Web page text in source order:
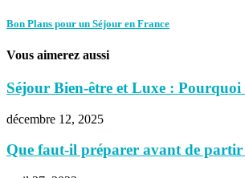
Bon Plans pour un Séjour en France
Vous aimerez aussi
Séjour Bien-être et Luxe : Pourquoi
décembre 12, 2025
Que faut-il préparer avant de partir